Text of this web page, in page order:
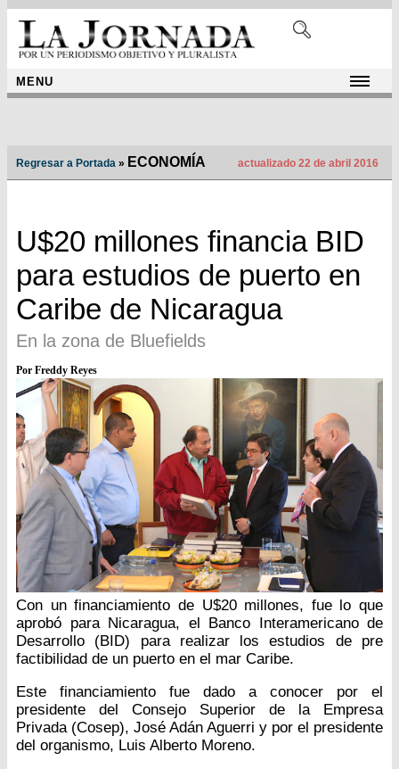
MENU
Regresar a Portada » ECONOMÍA actualizado 22 de abril 2016
U$20 millones financia BID
para estudios de puerto en
Caribe de Nicaragua
En la zona de Bluefields
Por Freddy Reyes
Con un financiamiento de U$20 millones, fue lo que
aprobó para Nicaragua, el Banco Interamericano de
Desarrollo (BID) para realizar los estudios de pre
factibilidad de un puerto en el mar Caribe.
Este financiamiento fue dado a conocer por el
presidente del Consejo Superior de la Empresa
Privada (Cosep), José Adán Aguerri y por el presidente
del organismo, Luis Alberto Moreno.